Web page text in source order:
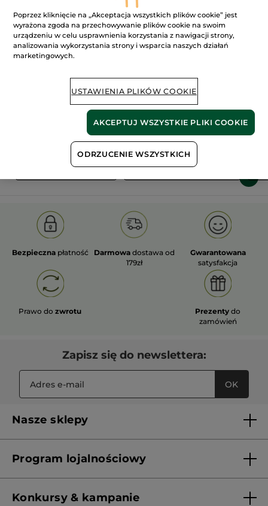
roślinne
pól organicznych
Pokaż więcej
OLD PRODUCT LINE LES DEODORANTS NAT.
Bezpieczna płatność Darmowa dostawa od
179zł
Gwarantowana
satysfakcja
Prawo dozwrotu Prezenty do
zamówień
Zapisz się do newslettera:
OK
Nasze sklepy
Franczyza
Program lojalnościowy
Konkursy & kampanie
Poprzez kliknięcie na „Akceptacja wszystkich plików cookie” jest
wyrażona zgoda na przechowywanie plików cookie na swoim
urządzeniu w celu usprawnienia korzystania z nawigacji strony,
analizowania wykorzystania strony i wsparcia naszych działań
marketingowych.
USTAWIENIA PLIKÓW COOKIE
ODRZUCENIE WSZYSTKICH
AKCEPTUJ WSZYSTKIE PLIKI COOKIE